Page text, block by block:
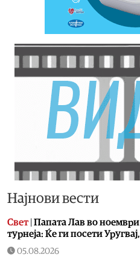
Најнови вести
Свет| Папата Лав во
турнеја: Ќе ги посети
05.08.2026